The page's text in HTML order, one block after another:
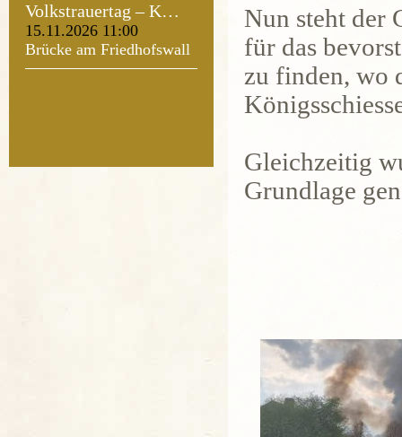
Volkstrauertag – K…
15.11.2026 11:00
Brücke am Friedhofswall
Nun steht der
für das
zu finden, wo
Gleichzeitig
Grundlage